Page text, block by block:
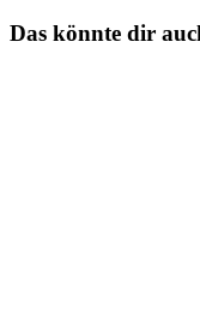
Das könnte dir